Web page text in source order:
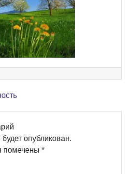
записям
опубликован.
помечены *